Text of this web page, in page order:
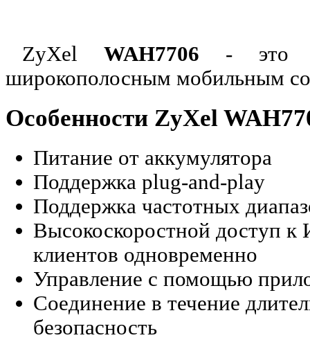
ZyXelWAH7706 - это
широкополосным мобильным
Особенности ZyXel
Питание от аккумулятора
Поддержка plug-and-play
Поддержка частотных
Высокоскоростной доступ к
клиентов одновременно
Управление с помощью
Соединение в течение
безопасность